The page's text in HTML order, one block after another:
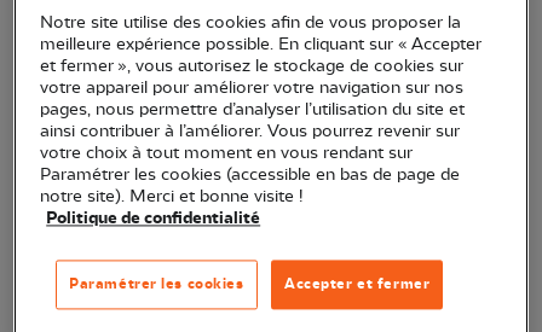
Guêpier d’Europe (Merops apiaster) – Crédit
Facilement reconnaissable à son plumage
Notre site utilise des cookies afin de vous proposer la
meilleure expérience possible. En cliquant sur « Accepter
et fermer », vous autorisez le stockage de cookies sur
votre appareil pour améliorer votre navigation sur nos
pages, nous permettre d’analyser l’utilisation du site et
ainsi contribuer à l’améliorer. Vous pourrez revenir sur
votre choix à tout moment en vous rendant sur
Paramétrer les cookies (accessible en bas de page de
notre site). Merci et bonne visite !
Politique de confidentialité
Accepter et fermer
Paramétrer les cookies